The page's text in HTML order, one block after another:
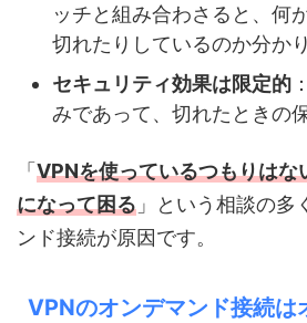
ッチと組み合わさると、何
切れたりしているのか分か
セキュリティ効果は限定的
みであって、切れたときの
「 VPNを使っているつもりはな
になって困る 」という相談の多
ンド接続が原因です。
VPNのオンデマンド接続は